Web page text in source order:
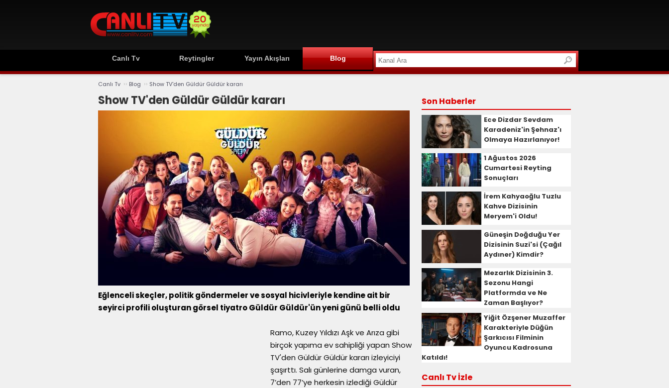
Canlı Tv Reytingler Yayın Akışları Blog
Canlı Tv ›› Blog ›› Show TV'den Güldür Güldür kararı
Show TV'den Güldür Güldür kararı
Eğlenceli skeçler, politik göndermeler ve sosyal hicivleriyle kendine ait bir
seyirci profili oluşturan görsel tiyatro Güldür Güldür'ün yeni günü belli oldu
Ramo, Kuzey Yıldızı Aşk ve Arıza gibi
birçok yapıma ev sahipliği yapan Show
TV'den Güldür Güldür kararı izleyiciyi
şaşırttı. Salı günlerine damga vuran,
7’den 77’ye herkesin izlediği Güldür
Son Haberler
Ece Dizdar Sevdam
Karadeniz'in Şehnaz'ı
Olmaya Hazırlanıyor!
1 Ağustos 2026
Cumartesi Reyting
Sonuçları
İrem Kahyaoğlu Tuzlu
Kahve Dizisinin
Meryem'i Oldu!
Güneşin Doğduğu Yer
Dizisinin Suzi'si (Çağıl
Aydıner) Kimdir?
Mezarlık Dizisinin 3.
Sezonu Hangi
Platformda ve Ne
Zaman Başlıyor?
Yiğit Özşener Muzaffer
Karakteriyle Düğün
Şarkıcısı Filminin
Oyuncu Kadrosuna
Katıldı!
Canlı Tv İzle